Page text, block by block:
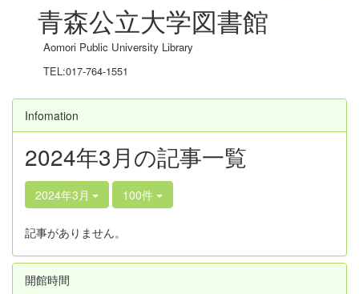
青森公立大学図書館
Aomori Public University Library
TEL:017-764-1551
Infomation
2024年3月の記事一覧
2024年3月 100件
記事がありません。
開館時間